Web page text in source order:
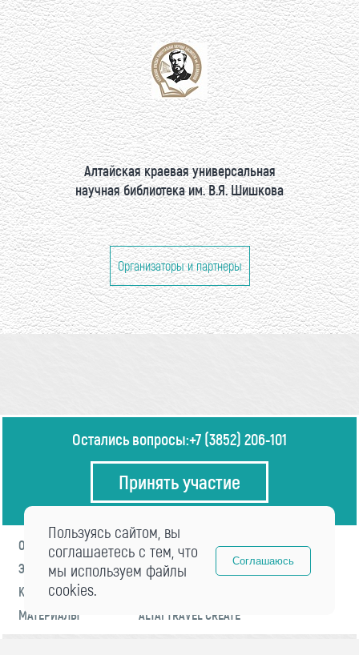
Алтайская краевая универсальная
научная библиотека им. В.Я. Шишкова
Организаторы и партнеры
Остались вопросы:+7 (3852) 206-101
Принять участие
О ФОРУМЕ
ПРОГРАММА
ЭКСПЕРТЫ
НОВОСТИ
КОНТАКТЫ
МАТЕРИАЛЫ
ALTAI TRAVEL CREATE
Пользуясь сайтом, вы
соглашаетесь с тем, что
мы используем файлы
cookies.
Соглашаюсь